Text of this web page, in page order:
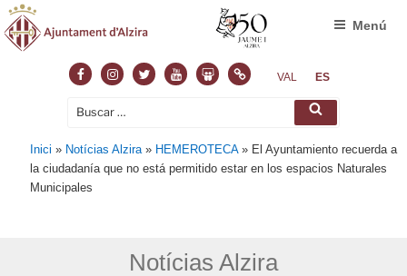
FacebookInstagram
TwitterYoutubeSlideshare
NormasVAL ES
Buscar
Buscar
Menú
Inici » Notícias Alzira » HEMEROTECA» El Ayuntamiento recuerda a
la ciudadanía que no está permitido estar en los espacios Naturales
Municipales
Notícias Alzira